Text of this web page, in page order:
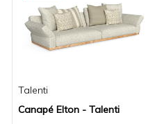
Talenti
Canapé Elton - Talenti